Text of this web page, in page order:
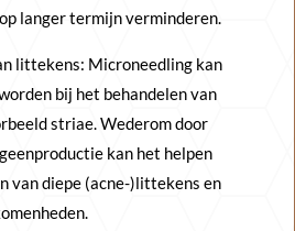
langer termijn verminderen.
littekens: Microneedling kan
bij het behandelen van
striae. Wederom door
kan het helpen
van diepe (acne-)littekens en